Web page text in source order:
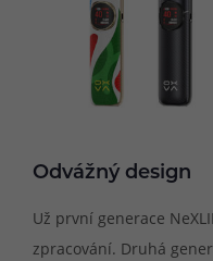
Odvážný design
Už první generace
zpracování. Druhá